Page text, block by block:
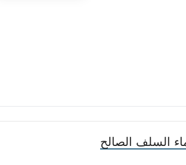
السلف الصالح